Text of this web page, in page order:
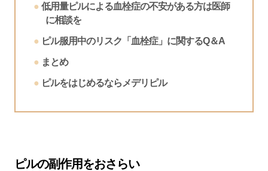
低用量ピルによる血栓症の不安がある方は医師
に相談を
ピル服用中のリスク「血栓症」に関するQ＆A
まとめ
ピルをはじめるならメデリピル
ピルの副作用をおさらい